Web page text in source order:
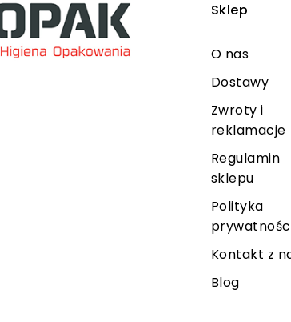
Sklep
O nas
Dostawy
Zwroty i
reklamacje
Regulamin
sklepu
Polityka
Kontakt z
Blog